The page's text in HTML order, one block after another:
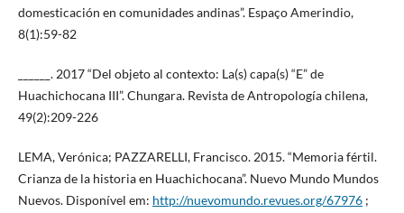
domesticación en comunidades andinas”. Espaço Amerindio,
8(1):59-82
______. 2017 “Del objeto al contexto: La(s) capa(s) “E” de
Huachichocana III”. Chungara. Revista de Antropología chilena,
49(2):209-226
LEMA, Verónica; PAZZARELLI, Francisco. 2015. “Memoria fértil.
Crianza de la historia en Huachichocana”. Nuevo Mundo Mundos
Nuevos. Disponível em: http://nuevomundo.revues.org/67976;